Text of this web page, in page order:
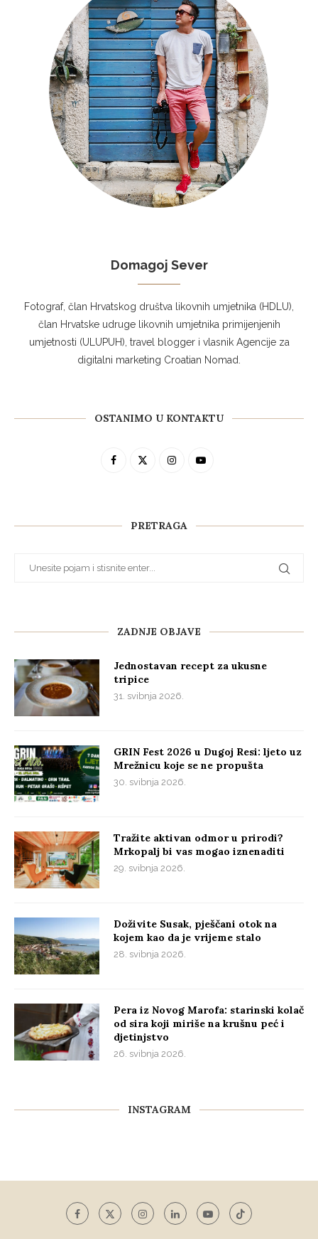
Domagoj Sever
Fotograf, član Hrvatskog društva likovnih umjetnika (HDLU),
član Hrvatske udruge likovnih umjetnika primijenjenih
umjetnosti (ULUPUH), travel blogger i vlasnik Agencije za
digitalni marketing Croatian Nomad.
OSTANIMO U KONTAKTU
PRETRAGA
ZADNJE OBJAVE
Jednostavan recept za ukusne
tripice
31. svibnja 2026.
GRIN Fest 2026 u Dugoj Resi: ljeto uz
Mrežnicu koje se ne propušta
30. svibnja 2026.
Tražite aktivan odmor u prirodi?
Mrkopalj bi vas mogao iznenaditi
29. svibnja 2026.
Doživite Susak, pješčani otok na
kojem kao da je vrijeme stalo
28. svibnja 2026.
Pera iz Novog Marofa: starinski kolač
od sira koji miriše na krušnu peć i
djetinjstvo
26. svibnja 2026.
INSTAGRAM